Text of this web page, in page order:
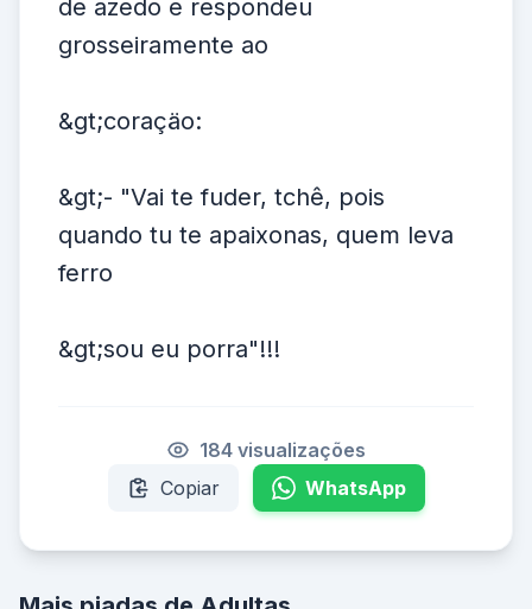
de azedo e respondeu
grosseiramente ao
&gt;coraçäo:
&gt;- "Vai te fuder, tchê, pois
quando tu te apaixonas, quem leva
ferro
&gt;sou eu porra"!!!
184 visualizações
Copiar
WhatsApp